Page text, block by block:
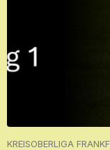
KREISOBERLIGA